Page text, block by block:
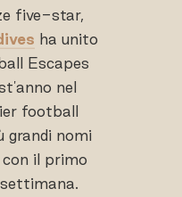
five-star,
ha unito
Escapes
nel
football
grandi nomi
con il primo